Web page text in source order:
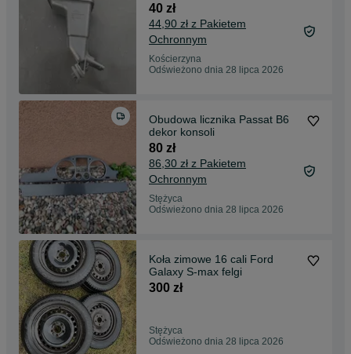
40 zł
44,90 zł z Pakietem
Ochronnym
Kościerzyna
Odświeżono dnia 28 lipca 2026
Obudowa licznika Passat B6
dekor konsoli
80 zł
86,30 zł z Pakietem
Ochronnym
Stężyca
Odświeżono dnia 28 lipca 2026
Koła zimowe 16 cali Ford
Galaxy S-max felgi
300 zł
Stężyca
Odświeżono dnia 28 lipca 2026